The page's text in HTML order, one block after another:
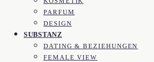
PARFUM
DESIGN
SUBSTANZ
DATING & BEZIEHUNGEN
FEMALE VIEW